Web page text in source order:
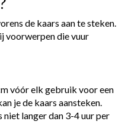
de kaars aan te steken.
voorwerpen die vuur
vóór elk gebruik voor een
je de kaars aansteken.
langer dan 3-4 uur per